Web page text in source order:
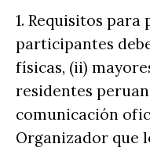
1. Requisitos
participantes
físicas, (ii)
residentes
comunicación
Organizador que